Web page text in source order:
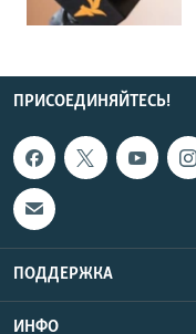
ПРИСОЕДИНЯЙТЕСЬ!
ПОДДЕРЖКА
ИНФО